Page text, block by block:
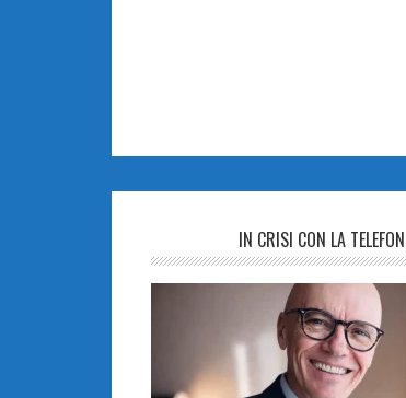
IN CRISI CON LA